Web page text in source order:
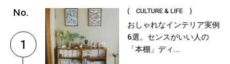
1
( CULTURE & LIFE )
おしゃれなインテリア実例
6選。センスがいい人の
「本棚」ディ...